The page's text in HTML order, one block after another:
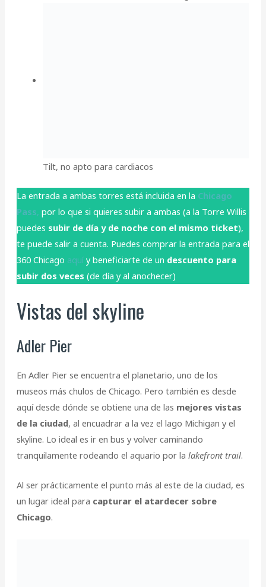
Tilt, no apto para cardiacos
La entrada a ambas torres está incluida en la Chicago
Pass, por lo que si quieres subir a ambas (a la Torre Willis
puedes subir de día y de noche con el mismo ticket),
te puede salir a cuenta. Puedes comprar la entrada para el
360 Chicago aquí y beneficiarte de un descuento para
subir dos veces (de día y al anochecer)
Vistas del skyline
Adler Pier
En Adler Pier se encuentra el planetario, uno de los
museos más chulos de Chicago. Pero también es desde
aquí desde dónde se obtiene una de las mejores vistas
de la ciudad, al encuadrar a la vez el lago Michigan y el
skyline. Lo ideal es ir en bus y volver caminando
tranquilamente rodeando el aquario por la lakefront trail.
Al ser prácticamente el punto más al este de la ciudad, es
un lugar ideal para capturar el atardecer sobre
Chicago.